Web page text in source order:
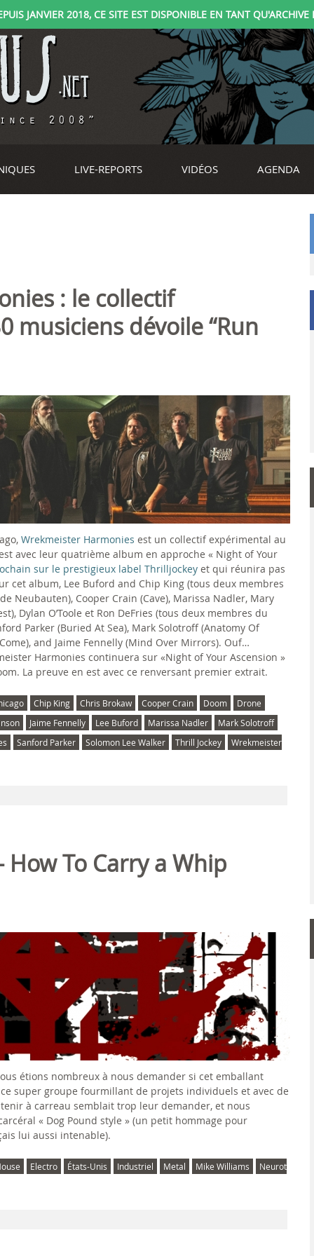
JANVIER 2018, CE SITE EST DISPONIBLE EN TANT
LIVE-REPORTS VIDÉOS AGENDA
: le collectif
musiciens dévoile “Run
Wrekmeister Harmonies est un collectif expérimental au
avec leur quatrième album en approche « Night of Your
sur le prestigieux label Thrilljockey et qui réunira pas
cet album, Lee Buford and Chip King (tous deux membres
Neubauten), Cooper Crain (Cave), Marissa Nadler, Mary
Dylan O’Toole et Ron DeFries (tous deux membres du
Parker (Buried At Sea), Mark Solotroff (Anatomy Of
and Jaime Fennelly (Mind Over Mirrors). Ouf…
Harmonies continuera sur «Night of Your Ascension »
La preuve en est avec ce renversant premier extrait.
Chip King Chris Brokaw Cooper Crain Doom
Drone
Jaime Fennelly Lee Buford Marissa Nadler
Mark Solotroff
Sanford Parker Solomon Lee Walker Thrill Jockey Wrekmeister
To Carry a Whip
étions nombreux à nous demander si cet emballant
super groupe fourmillant de projets individuels et avec de
à carreau semblait trop leur demander, et nous
« Dog Pound style » (un petit hommage pour
lui aussi intenable).
Electro États-Unis Industriel Metal Mike Williams Neurot